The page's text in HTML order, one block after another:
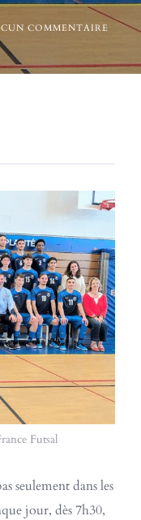
COMMENTAIRE
Futsal
seulement dans les
jour, dès 7h30,